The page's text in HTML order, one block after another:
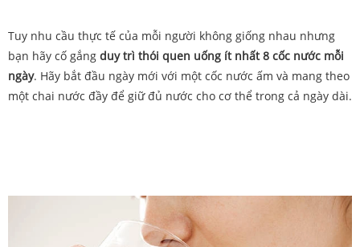
Tuy nhu cầu thực tế của mỗi người không giống nhau nhưng
bạn hãy cố gắng duy trì thói quen uống ít nhất 8 cốc nước mỗi
ngày. Hãy bắt đầu ngày mới với một cốc nước ấm và mang theo
một chai nước đầy để giữ đủ nước cho cơ thể trong cả ngày dài.